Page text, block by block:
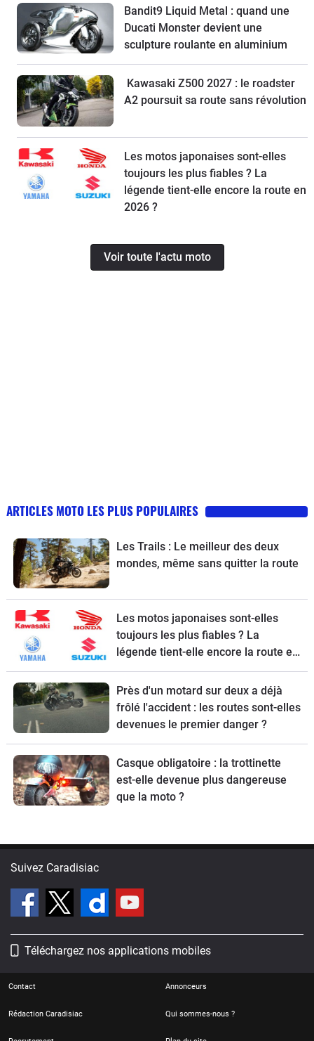
Bandit9 Liquid Metal : quand une
Ducati Monster devient une
sculpture roulante en aluminium
Kawasaki Z500 2027 : le roadster
A2 poursuit sa route sans révolution
Les motos japonaises sont-elles
toujours les plus fiables ? La
légende tient-elle encore la route en
2026 ?
Voir toute l'actu moto
ARTICLES MOTO LES PLUS POPULAIRES
Les Trails : Le meilleur des deux
mondes, même sans quitter la route
Les motos japonaises sont-elles
toujours les plus fiables ? La
légende tient-elle encore la route en
2026 ?
Près d'un motard sur deux a déjà
frôlé l'accident : les routes sont-elles
devenues le premier danger ?
Casque obligatoire : la trottinette
est-elle devenue plus dangereuse
que la moto ?
Suivez Caradisiac
Téléchargez nos applications mobiles
Contact Annonceurs
Rédaction Caradisiac Qui sommes-nous ?